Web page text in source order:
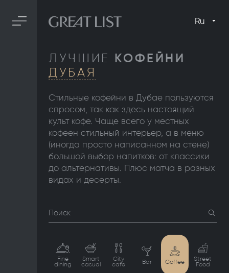
Ru
ЛУЧШИЕ КОФЕЙНИ
ДУБАЯ
Стильные кофейни в Дубае пользуются
спросом, так как здесь настоящий
культ кофе. Чаще всего у местных
кофеен стильный интерьер, а в меню
(иногда просто написанном на стене)
большой выбор напитков: от классики
до альтернативы. Плюс матча в разных
видах и десерты.
Поиск
Fine
dining
Smart
casual
City
cafe Bar Coffee Street
Food